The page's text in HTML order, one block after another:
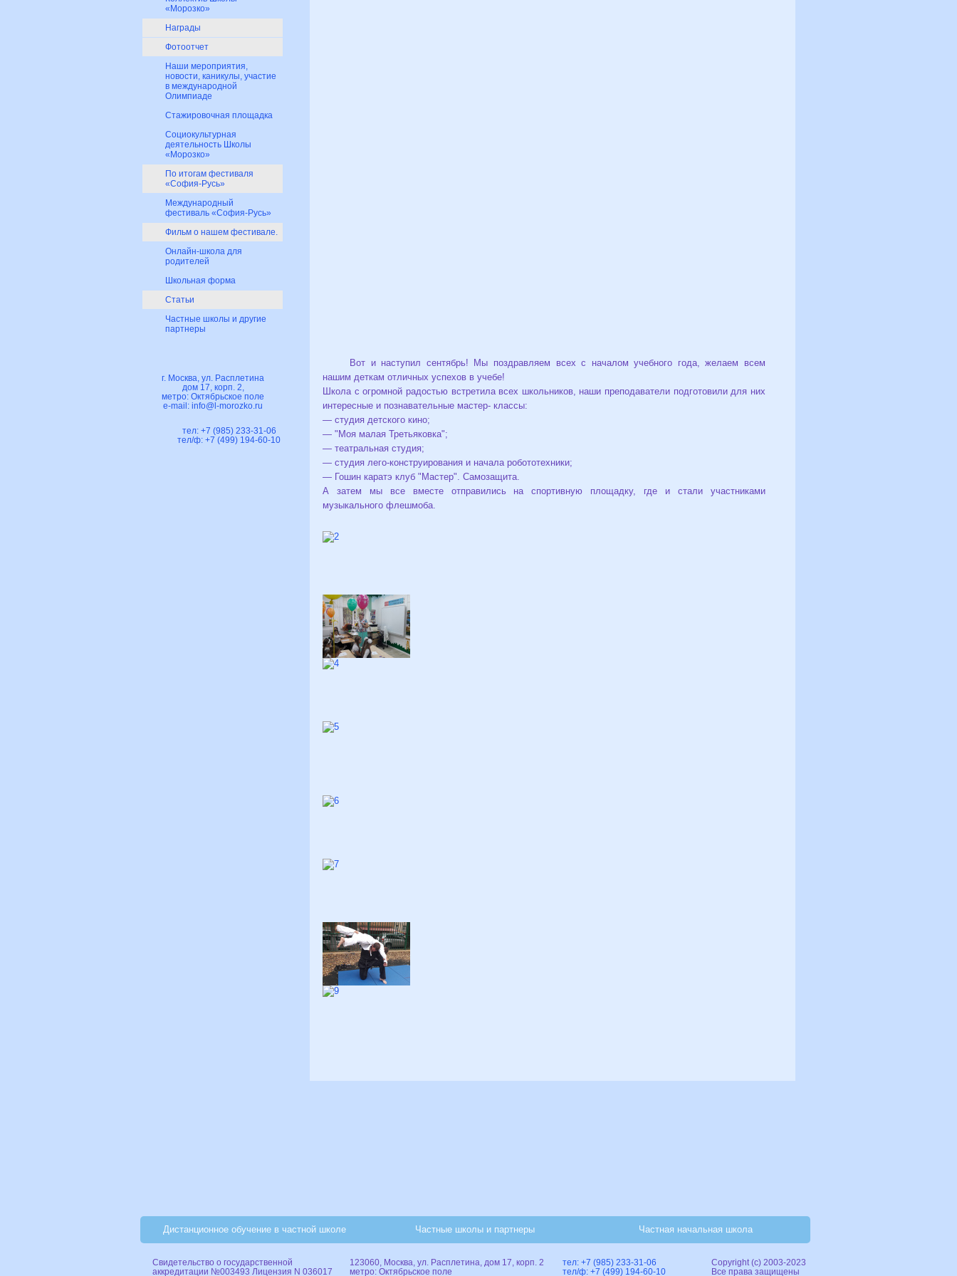
Вот и наступил сентябрь! Мы поздравляем всех с началом учебного года, желаем всем
нашим деткам отличных успехов в учебе!
Школа с огромной радостью встретила всех школьников, наши преподаватели подготовили для них
интересные и познавательные мастер- классы:
— студия детского кино;
— "Моя малая Третьяковка";
— театральная студия;
— студия лего-конструирования и начала робототехники;
— Гошин каратэ клуб "Мастер". Самозащита.
А затем мы все вместе отправились на спортивную площадку, где и стали участниками
музыкального флешмоба.
«Морозко»
Награды
Фотоотчет
Наши мероприятия,
новости, каникулы, участие
в международной
Олимпиаде
Cтажировочная площадка
Социокультурная
деятельность Школы
«Морозко»
По итогам фестиваля
«София-Русь»
Международный
фестиваль «София-Русь»
Фильм о нашем фестивале.
Онлайн-школа для
родителей
Школьная форма
Статьи
Частные школы и другие
партнеры
г. Москва, ул. Расплетина
дом 17, корп. 2,
метро: Октябрьское поле
e-mail: info@l-morozko.ru
тел: +7 (985) 233-31-06
тел/ф: +7 (499) 194-60-10
Дистанционное обучение в частной школе Частные школы и партнеры Частная начальная школа
Свидетельство о государственной
аккредитации №003493 Лицензия N 036017
123060, Москва, ул. Расплетина, дом 17, корп. 2
метро: Октябрьское поле
тел: +7 (985) 233-31-06
тел/ф: +7 (499) 194-60-10
Copyright (c) 2003-2023
Все права защищены